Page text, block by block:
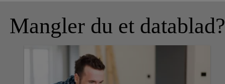
Mangler du et datablad?